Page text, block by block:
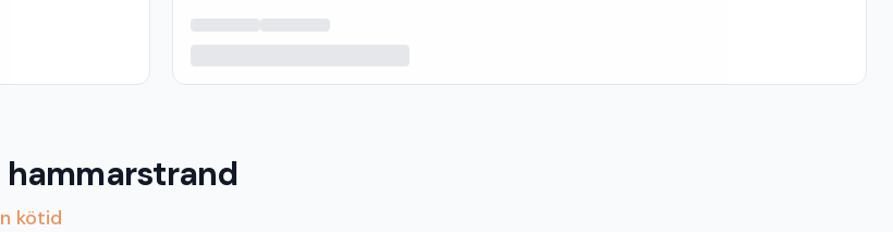
hammarstrand
kötid